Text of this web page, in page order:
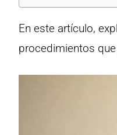
En este artículo,
procedimientos